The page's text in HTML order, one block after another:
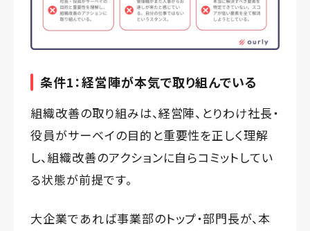
条件1：経営陣が本気で取り組んでいる
組織改善の取り組みは、経営陣、とりわけ社長・
役員がサーベイの目的と重要性を正しく理解
し、組織改善のアクションに自らコミットしてい
る状態が前提です。
大企業であれば事業部のトップ・部門長が、本